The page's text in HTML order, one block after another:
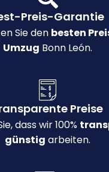
Preis-Garantie
Sie den besten
Umzug Bonn León.
Preise
dass wir 100%
günstig arbeiten.